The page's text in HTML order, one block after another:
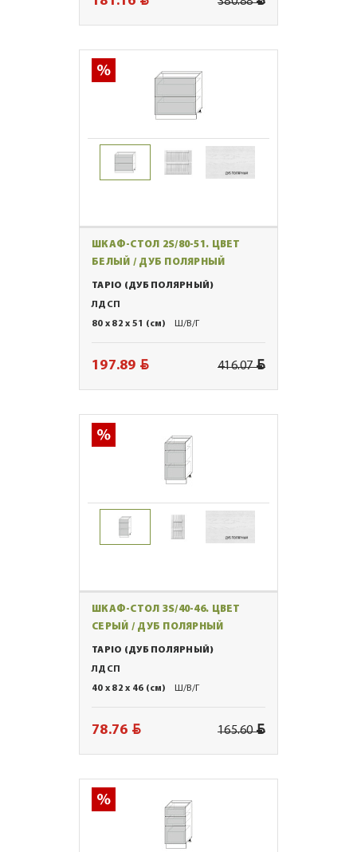
ШКАФ-СТОЛ 2S/80-51. ЦВЕТ
БЕЛЫЙ / ДУБ ПОЛЯРНЫЙ
TAPIO (ДУБ ПОЛЯРНЫЙ)
ЛДСП
80 x 82 x 51 (см)
Ш/В/Г
197.89 BYN 416.07BYN
ШКАФ-СТОЛ 3S/40-46. ЦВЕТ
СЕРЫЙ / ДУБ ПОЛЯРНЫЙ
TAPIO (ДУБ ПОЛЯРНЫЙ)
ЛДСП
40 x 82 x 46 (см)
Ш/В/Г
78.76 BYN 165.60BYN